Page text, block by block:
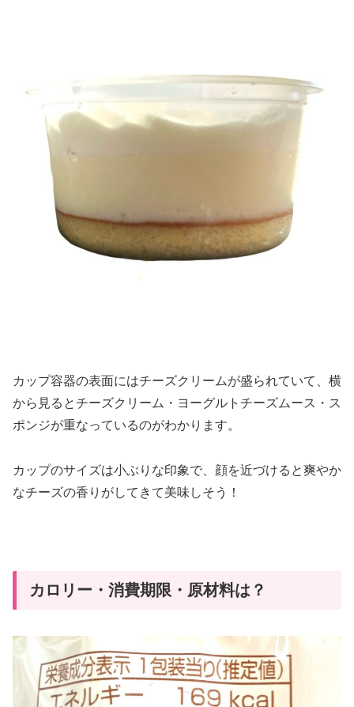
カップ容器の表面にはチーズクリームが盛られていて、横
から見るとチーズクリーム・ヨーグルトチーズムース・ス
ポンジが重なっているのがわかります。
カップのサイズは小ぶりな印象で、顔を近づけると爽やか
なチーズの香りがしてきて美味しそう！
カロリー・消費期限・原材料は？